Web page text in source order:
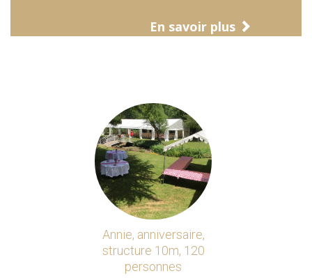
En savoir plus
Annie, anniversaire,
structure 10m, 120
personnes